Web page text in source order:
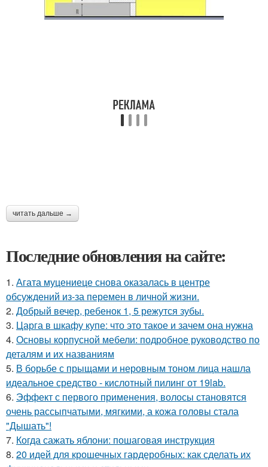
читать дальше →
Последние обновления на сайте:
1. Агата муцениеце снова оказалась в центре
обсуждений из-за перемен в личной жизни.
2. Добрый вечер, ребенок 1, 5 режутся зубы.
3. Царга в шкафу купе: что это такое и зачем она нужна
4. Основы корпусной мебели: подробное руководство по
деталям и их названиям
5. В борьбе с прыщами и неровным тоном лица нашла
идеальное средство - кислотный пилинг от 19lab.
6. Эффект с первого применения, волосы становятся
очень рассыпчатыми, мягкими, а кожа головы стала
"Дышать"!
7. Когда сажать яблони: пошаговая инструкция
8. 20 идей для крошечных гардеробных: как сделать их